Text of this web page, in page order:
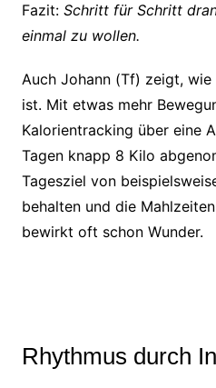
Fazit: Schritt für Schritt
einmal zu wollen.
Auch Johann (Tf) zeigt,
ist. Mit etwas mehr
Kalorientracking über eine
Tagen knapp 8 Kilo
Tagesziel von
behalten und die
bewirkt oft schon Wunder.
Rhythmus durch